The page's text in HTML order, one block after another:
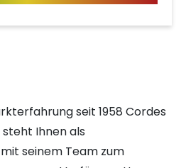
seit 1958 Cordes
steht Ihnen als
seinem Team zum